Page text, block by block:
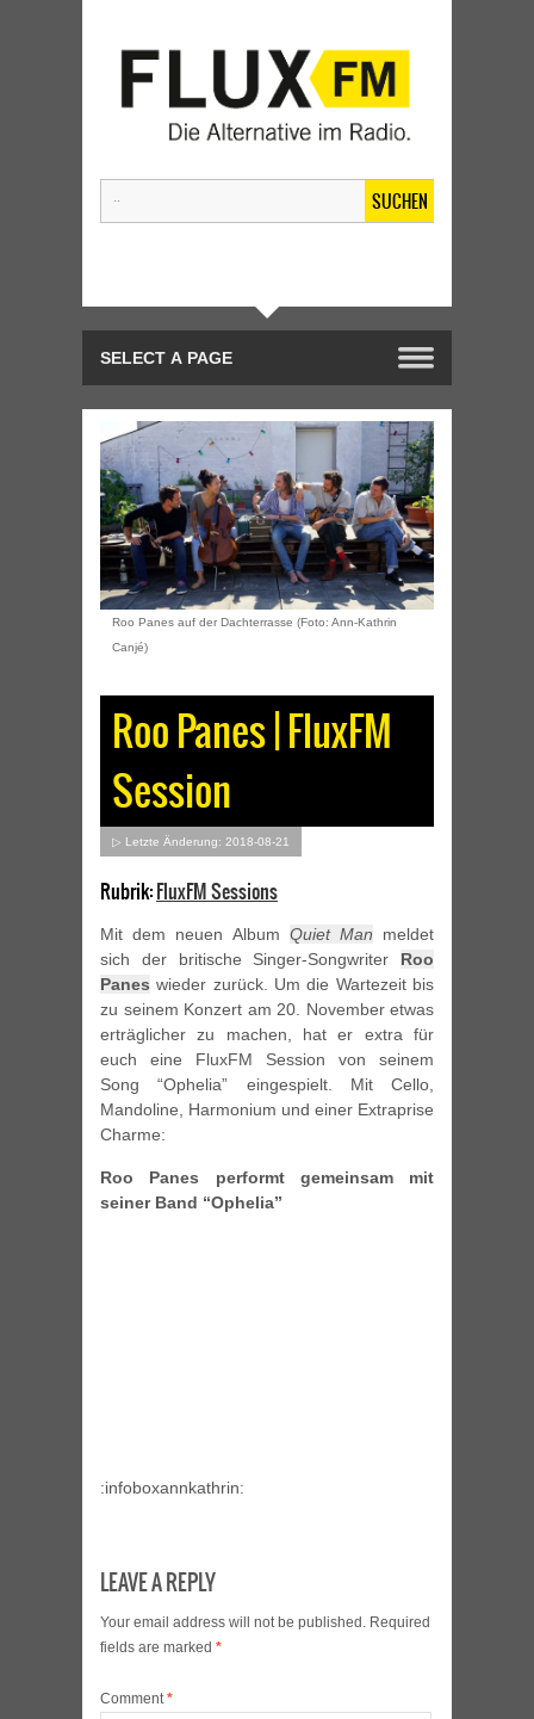
SUCHEN
Roo Panes auf der Dachterrasse (Foto: Ann-Kathrin
Canjé)
Roo Panes | FluxFM
Session
▷ Letzte Änderung: 2018-08-21
Rubrik:FluxFM Sessions
Mit dem neuen Album Quiet Man meldet
sich der britische Singer-Songwriter Roo
Panes wieder zurück. Um die Wartezeit bis
zu seinem Konzert am 20. November etwas
erträglicher zu machen, hat er extra für
euch eine FluxFM Session von seinem
Song “Ophelia” eingespielt. Mit Cello,
Mandoline, Harmonium und einer Extraprise
Charme:
Roo Panes performt gemeinsam mit
seiner Band “Ophelia”
:infoboxannkathrin:
LEAVE A REPLY
Your email address will not be published. Required
fields are marked *
Comment*